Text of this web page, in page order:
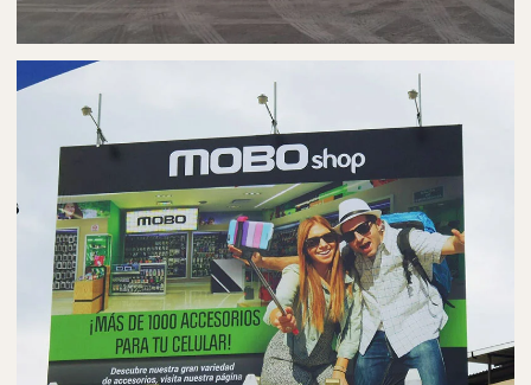
PUBLICIDAD EN AUTOBUSES
AUTOBÚS EN MORELIA